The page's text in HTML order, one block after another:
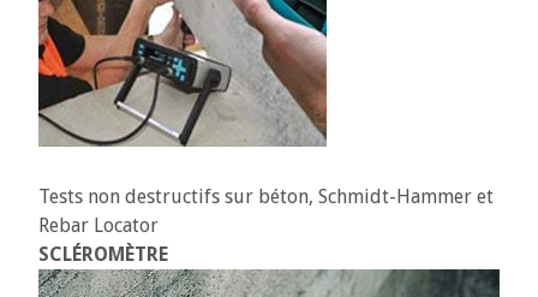
Tests non destructifs sur béton, Schmidt-Hammer et
Rebar Locator
SCLÉROMÈTRE